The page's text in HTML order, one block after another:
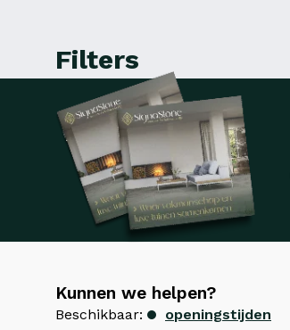
Filters
Kunnen we helpen?
Beschikbaar: openingstijden